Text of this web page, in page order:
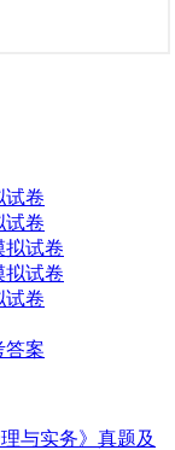
试卷
试卷
拟试卷
拟试卷
试卷
答案
与实务》真题及